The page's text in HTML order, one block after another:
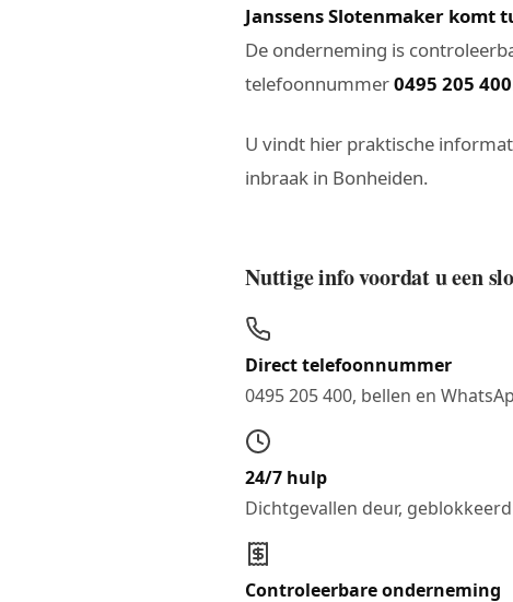
Janssens Slotenmaker
De onderneming is
telefoonnummer0495 205 400
U vindt hier praktische
inbraak in Bonheiden.
Nuttige info voordat u een
Direct telefoonnummer
0495 205 400, bellen en
24/7 hulp
Dichtgevallen deur,
Controleerbare onderneming